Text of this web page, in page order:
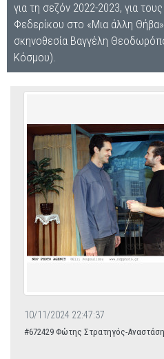
για τη σεζόν 2022-2023, για
Φεδερίκου στο «Μια άλλη
σκηνοθεσία Βαγγέλη
Κόσμου).
10/11/2024 22:47:37
#672429 Φώτης Στρατηγός-